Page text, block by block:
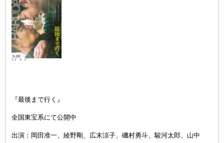
『最後まで
行く』
『最後まで行く』
全国東宝系にて公開中
出演：岡田准一、綾野剛、広末涼子、磯村勇斗、駿河太郎、山中